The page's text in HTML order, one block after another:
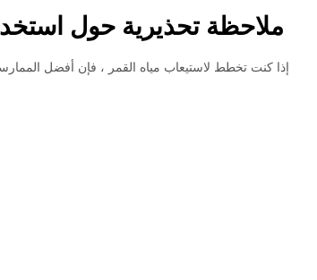
ملاحظة تحذيرية حول
إذا كنت تخطط لاستيعاب مياه القمر ، فإن أفضل